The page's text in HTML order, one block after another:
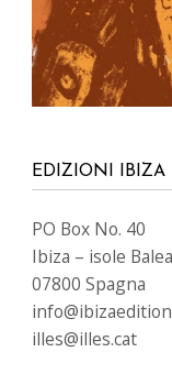
I NOSTRI WEBS
www.Ibiza-
www.Ibiza-
www.tvclick.es
www.destaka.net